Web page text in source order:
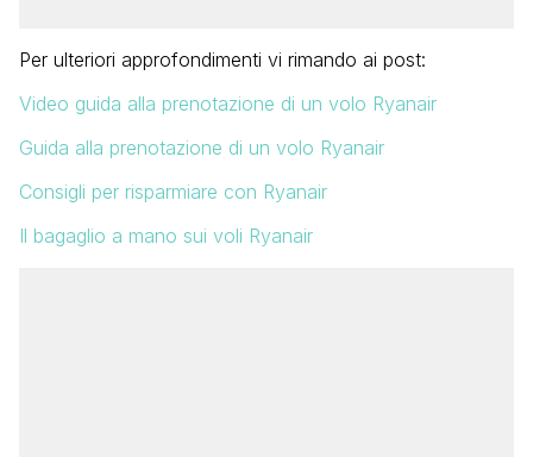
Per ulteriori approfondimenti vi rimando ai post:
Video guida alla prenotazione di un volo Ryanair
Guida alla prenotazione di un volo Ryanair
Consigli per risparmiare con Ryanair
Il bagaglio a mano sui voli Ryanair